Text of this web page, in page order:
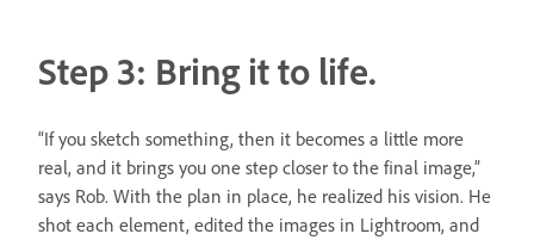
Step 3: Bring it to life.
“If you sketch something, then it becomes a little more
real, and it brings you one step closer to the final image,”
says Rob. With the plan in place, he realized his vision. He
shot each element, edited the images in Lightroom, and